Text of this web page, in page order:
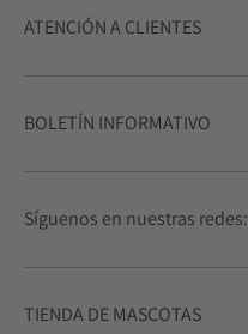
ATENCIÓN A CLIENTES
BOLETÍN INFORMATIVO
Síguenos en nuestras redes:
TIENDA DE MASCOTAS